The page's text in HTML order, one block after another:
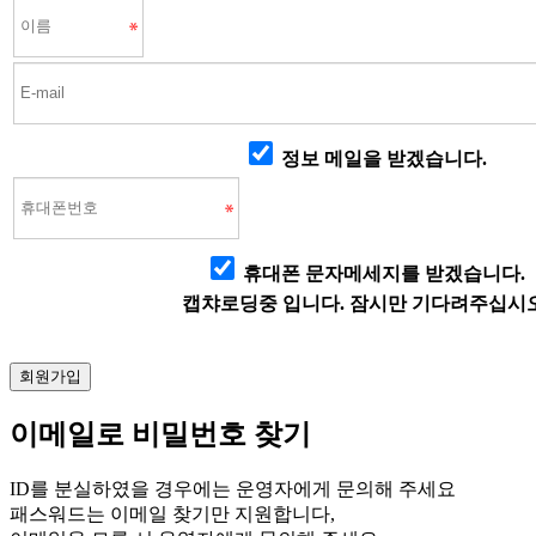
정보 메일을 받겠습니다.
휴대폰 문자메세지를 받겠습니다.
캡챠로딩중 입니다. 잠시만 기다려주십시
이메일로 비밀번호 찾기
ID를 분실하였을 경우에는 운영자에게 문의해 주세요
패스워드는 이메일 찾기만 지원합니다,